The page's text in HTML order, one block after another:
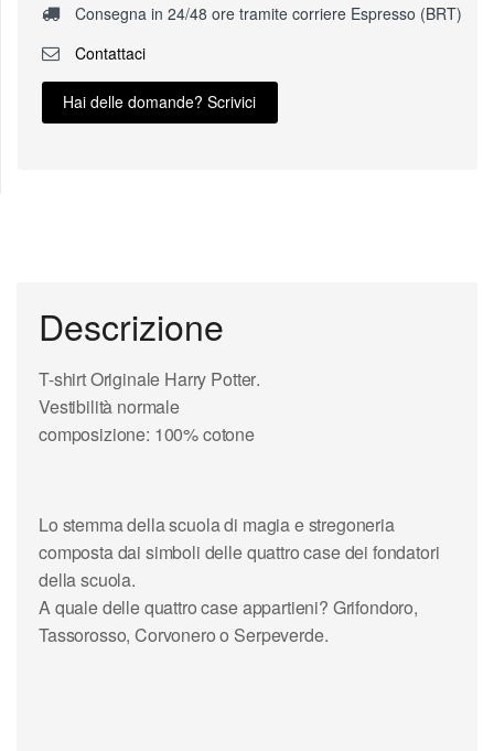
Consegna in 24/48 ore tramite corriere Espresso (BRT)
Contattaci
Hai delle domande? Scrivici
Descrizione
T-shirt Originale Harry Potter.
Vestibilità normale
composizione: 100% cotone
Lo stemma dellascuola di magiae stregoneria
composta dai simboli delle quattro case dei fondatori
della scuola.
A quale delle quattro case appartieni? Grifondoro,
Tassorosso, Corvoneroo Serpeverde.